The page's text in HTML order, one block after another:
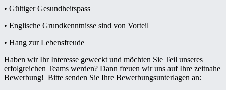
• Gültiger Gesundheitspass
• Englische Grundkenntnisse sind von Vorteil
• Hang zur Lebensfreude
Haben wir Ihr Interesse geweckt und möchten Sie Teil unseres
erfolgreichen Teams werden? Dann freuen wir uns auf Ihre zeitnahe
Bewerbung! Bitte senden Sie Ihre Bewerbungsunterlagen an: